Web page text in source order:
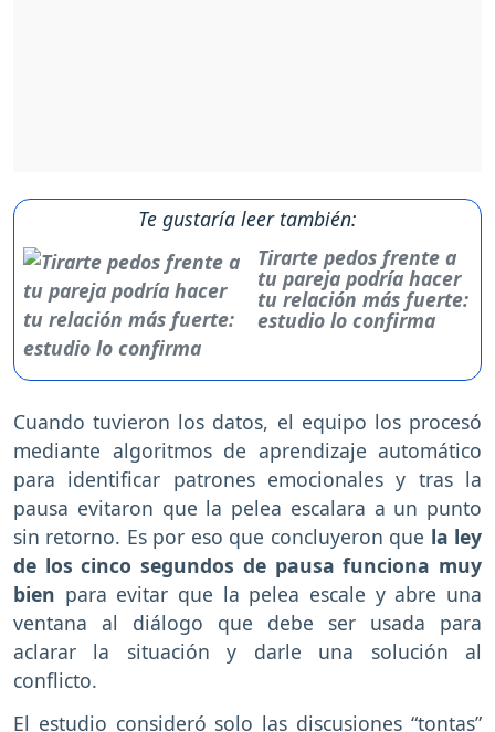
Te gustaría leer también:
Tirarte pedos frente a
tu pareja podría hacer
tu relación más fuerte:
estudio lo confirma
Cuando tuvieron los datos, el equipo los procesó
mediante algoritmos de aprendizaje automático
para identificar patrones emocionales y tras la
pausa evitaron que la pelea escalara a un punto
sin retorno. Es por eso que concluyeron que la ley
de los cinco segundos de pausa funciona muy
bien para evitar que la pelea escale y abre una
ventana al diálogo que debe ser usada para
aclarar la situación y darle una solución al
conflicto.
El estudio consideró solo las discusiones “tontas”